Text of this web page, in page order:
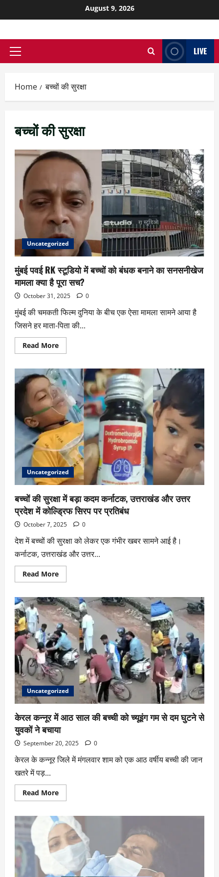
August 9, 2026
LIVE
Home बच्चों की सुरक्षा
बच्चों की सुरक्षा
Uncategorized
मुंबई पवई RK स्टूडियो में बच्चों को बंधक बनाने का सनसनीखेज
मामला क्या है पूरा सच?
October 31, 2025 0
मुंबई की चमकती फिल्म दुनिया के बीच एक ऐसा मामला सामने आया है
जिसने हर माता-पिता की...
Read More
Uncategorized
बच्चों की सुरक्षा में बड़ा कदम कर्नाटक, उत्तराखंड और उत्तर
प्रदेश में कोल्ड्रिफ सिरप पर प्रतिबंध
October 7, 2025 0
देश में बच्चों की सुरक्षा को लेकर एक गंभीर खबर सामने आई है।
कर्नाटक, उत्तराखंड और उत्तर...
Read More
Uncategorized
केरल कन्नूर में आठ साल की बच्ची को च्यूइंग गम से दम घुटने से
युवकों ने बचाया
September 20, 2025 0
केरल के कन्नूर जिले में मंगलवार शाम को एक आठ वर्षीय बच्ची की जान
खतरे में पड़...
Read More